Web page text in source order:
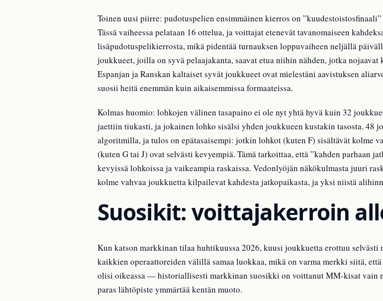
Toinen uusi piirre: pudotuspelien ensimmäinen kierros on
Tässä vaiheessa pelataan 16 ottelua, ja voittajat etenevät tavanomaiseen
lisäpudotuspelikierrosta, mikä pidentää turnauksen loppuvaiheen neljällä
joukkueet, joilla on syvä pelaajakanta, saavat etua niihin nähden, jotka
Espanjan ja Ranskan kaltaiset syvät joukkueet ovat mielestäni aavistuksen
suosii heitä enemmän kuin aikaisemmissa formaateissa.
Kolmas huomio: lohkojen välinen tasapaino ei ole nyt yhtä hyvä kuin 32
jaettiin tiukasti, ja jokainen lohko sisälsi yhden joukkueen kustakin tasosta. 48
algoritmilla, ja tulos on epätasaisempi: jotkin lohkot (kuten F) sisältävät kolme
(kuten G tai J) ovat selvästi kevyempiä. Tämä tarkoittaa, että ”kahden parhaan
kevyissä lohkoissa ja vaikeampia raskaissa. Vedonlyöjän näkökulmasta juuri
kolme vahvaa joukkuetta kilpailevat kahdesta jatkopaikasta, ja yksi niistä
Suosikit: voittajakerroin
Kun katson markkinan tilaa huhtikuussa 2026, kuusi joukkuetta erottuu selvästi
kaikkien operaattoreiden välillä samaa luokkaa, mikä on varma merkki siitä, että
olisi oikeassa — historiallisesti markkinan suosikki on voittanut MM-kisat vain
paras lähtöpiste ymmärtää kentän muoto.